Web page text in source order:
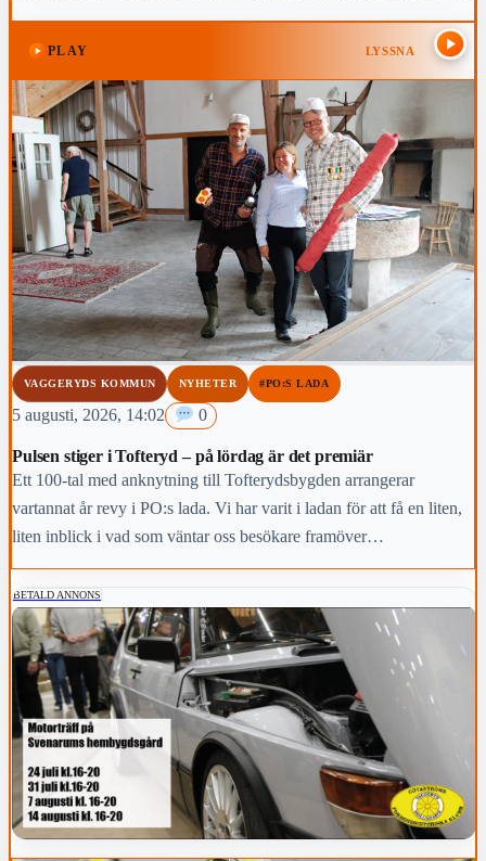
topp-fem-placering i den slutliga mästerskapstabellen.
PLAY LYSSNA
VAGGERYDS KOMMUN NYHETER #PO:S LADA
5 augusti, 2026, 14:02 0
Pulsen stiger i Tofteryd – på lördag är det premiär
Ett 100-tal med anknytning till Tofterydsbygden arrangerar
vartannat år revy i PO:s lada. Vi har varit i ladan för att få en liten,
liten inblick i vad som väntar oss besökare framöver…
BETALD ANNONS